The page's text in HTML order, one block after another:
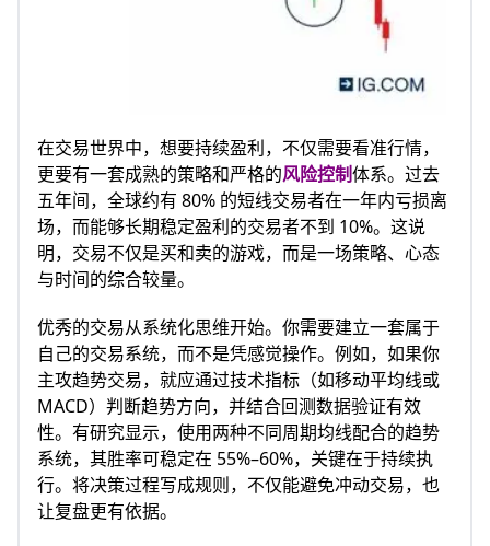
在交易世界中，想要持续盈利，不仅需要看准行情，
更要有一套成熟的策略和严格的风险控制体系。过去
五年间，全球约有 80% 的短线交易者在一年内亏损离
场，而能够长期稳定盈利的交易者不到 10%。这说
明，交易不仅是买和卖的游戏，而是一场策略、心态
与时间的综合较量。
优秀的交易从系统化思维开始。你需要建立一套属于
自己的交易系统，而不是凭感觉操作。例如，如果你
主攻趋势交易，就应通过技术指标（如移动平均线或
MACD）判断趋势方向，并结合回测数据验证有效
性。有研究显示，使用两种不同周期均线配合的趋势
系统，其胜率可稳定在 55%–60%，关键在于持续执
行。将决策过程写成规则，不仅能避免冲动交易，也
让复盘更有依据。